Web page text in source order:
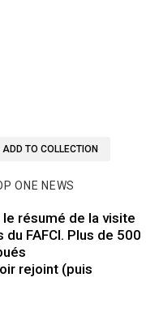
ADD TO COLLECTION
ONE NEWS
le résumé de la visite
du FAFCI. Plus de 500
rejoint (puis